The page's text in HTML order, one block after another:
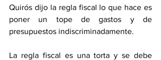
Quirós dijo la regla fiscal lo que hace es
poner un tope de gastos y de
presupuestos indiscriminadamente.
La regla fiscal es una torta y se debe